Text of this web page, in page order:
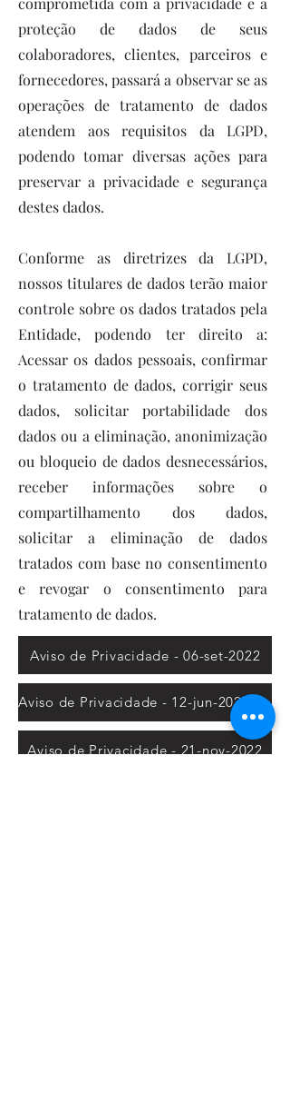
proteção de dados de seus
colaboradores, clientes, parceiros e
fornecedores, passará a observar se as
operações de tratamento de dados
atendem aos requisitos da LGPD,
podendo tomar diversas ações para
preservar a privacidade e segurança
destes dados.
Conforme as diretrizes da LGPD,
nossos titulares de dados terão maior
controle sobre os dados tratados pela
Entidade, podendo ter direito a:
Acessar os dados pessoais, confirmar
o tratamento de dados, corrigir seus
dados, solicitar portabilidade dos
dados ou a eliminação, anonimização
ou bloqueio de dados desnecessários,
receber informações sobre o
compartilhamento dos dados,
solicitar a eliminação de dados
tratados com base no consentimento
e revogar o consentimento para
tratamento de dados.
Aviso de Privacidade - 06-set-2022
Aviso de Privacidade - 12-jun-2023 - Pré Inscrição
Aviso de Privacidade - 21-nov-2022